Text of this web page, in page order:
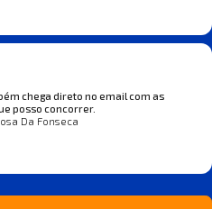
chega direto no email com as
posso concorrer.
Da Fonseca